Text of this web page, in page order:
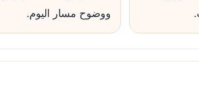
ووضوح مسار اليوم.